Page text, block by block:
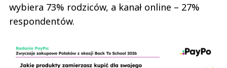
wybiera 73% rodziców, a kanał online – 27%
respondentów.